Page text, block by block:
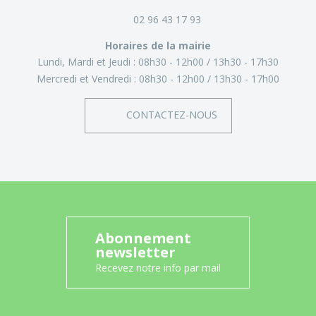
02 96 43 17 93
Horaires de la mairie
Lundi, Mardi et Jeudi : 08h30 - 12h00
13h30 - 17h30
Mercredi et Vendredi : 08h30 - 12h00 13h30 - 17h00
CONTACTEZ-NOUS
Abonnement
newsletter
Recevez notre info par mail